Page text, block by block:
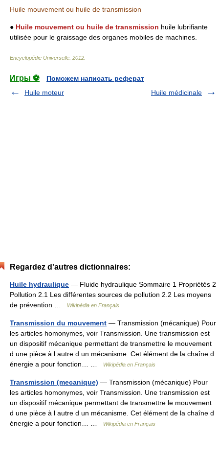
Huile mouvement ou huile de transmission
● Huile mouvement ou huile de transmission huile lubrifiante
utilisée pour le graissage des organes mobiles de machines.
Encyclopédie Universelle 2012
Игры ⚽
Поможем написать реферат
Huile moteur
Huile médicinale
Regardez d'autres dictionnaires:
Huile hydraulique — Fluide hydraulique Sommaire 1 Propriétés 2
Pollution 2.1 Les différentes sources de pollution 2.2 Les moyens
de prévention …
Wikipédia en Français
Transmission du mouvement — Transmission (mécanique) Pour
les articles homonymes, voir Transmission. Une transmission est
un dispositif mécanique permettant de transmettre le mouvement
d une pièce à l autre d un mécanisme. Cet élément de la chaîne d
énergie a pour fonction… …
Wikipédia en Français
Transmission (mecanique) — Transmission (mécanique) Pour
les articles homonymes, voir Transmission. Une transmission est
un dispositif mécanique permettant de transmettre le mouvement
d une pièce à l autre d un mécanisme. Cet élément de la chaîne d
énergie a pour fonction… …
Wikipédia en Français